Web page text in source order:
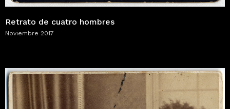
Retrato de cuatro hombres
Noviembre 2017